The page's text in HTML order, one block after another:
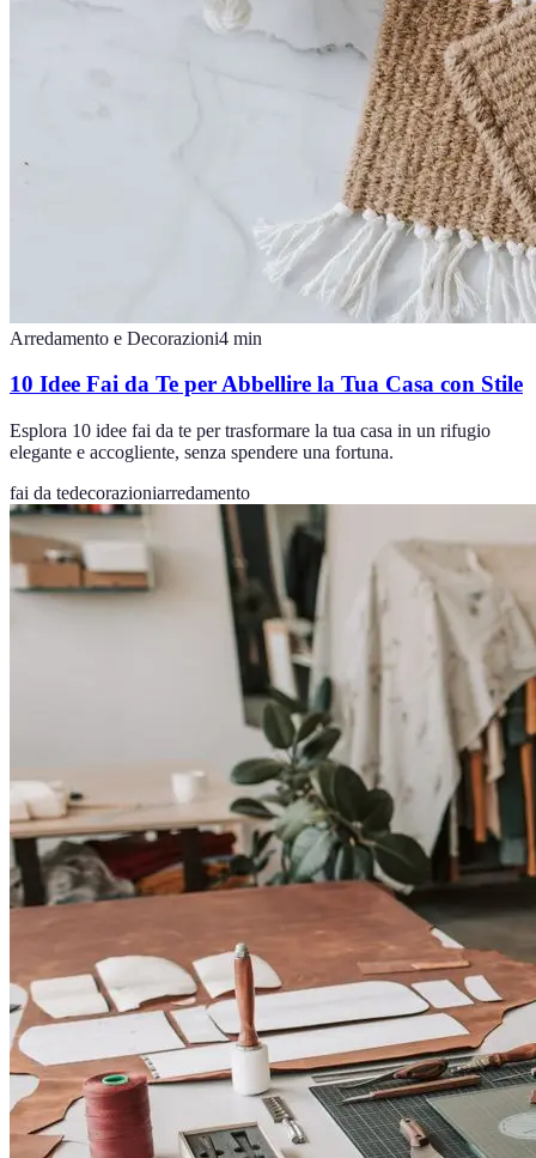
Arredamento e Decorazioni4 min
10 Idee Fai da Te per Abbellire la Tua Casa con Stile
Esplora 10 idee fai da te per trasformare la tua casa in un rifugio
elegante e accogliente, senza spendere una fortuna.
fai da tedecorazioniarredamento